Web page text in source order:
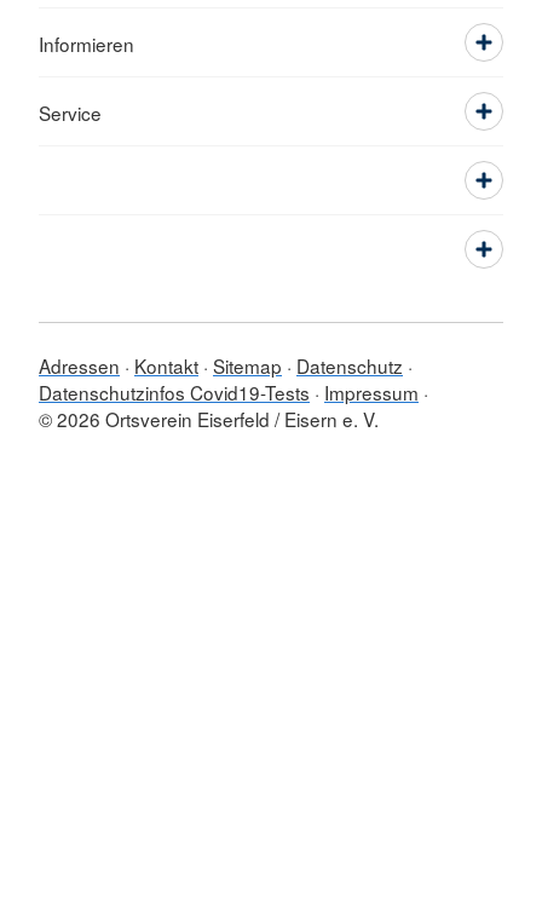
Informieren
Service
Adressen Kontakt Sitemap
Datenschutz
Datenschutzinfos Covid19-Tests
Impressum
© 2026 Ortsverein Eiserfeld / Eisern e. V.